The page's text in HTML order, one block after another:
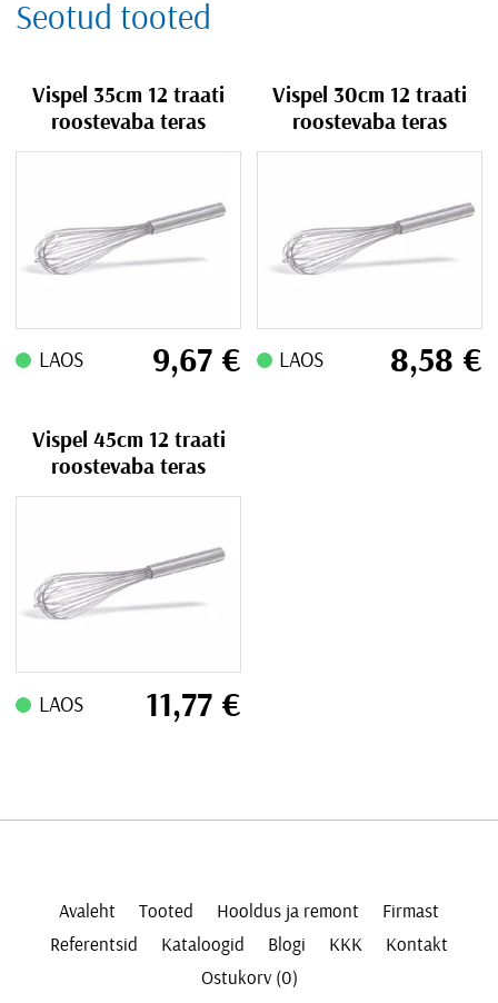
Seotud tooted
Vispel 35cm 12 traati
roostevaba teras
LAOS 9,67 €
Vispel 30cm 12 traati
roostevaba teras
LAOS 8,58 €
Vispel 45cm 12 traati
roostevaba teras
LAOS 11,77 €
Avaleht Tooted Hooldus ja remont
Firmast
Referentsid
Kataloogid Blogi KKK
Kontakt
Ostukorv (0)